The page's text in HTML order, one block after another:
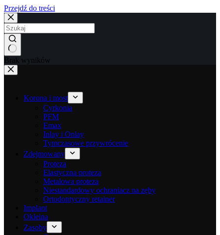
Przejdź do treści
Brak wyników
Korona i most
Cyrkonia
PFM
Emax
Inlay i Onlay
Tymczasowe przywrócenie
Zdejmowany
Proteza
Elastyczna proteza
Metalowa proteza
Niestandardowy ochraniacz na zęby
Ortodontyczny retainer
Implant
Okleina
Zasoby